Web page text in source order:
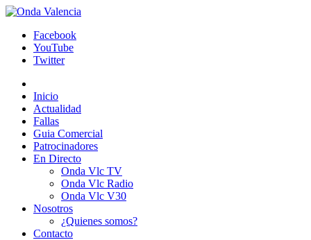
Facebook
YouTube
Twitter
Inicio
Actualidad
Fallas
Guia Comercial
Patrocinadores
En Directo
Onda Vlc TV
Onda Vlc Radio
Onda Vlc V30
Nosotros
¿Quienes somos?
Contacto